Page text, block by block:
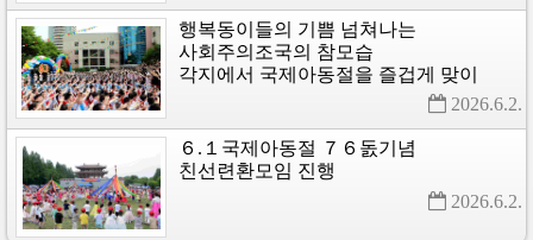
행복동이들의 기쁨 넘쳐나는
사회주의조국의 참모습
각지에서 국제아동절을 즐겁게 맞이
2026.6.2.
６.１국제아동절 ７６돐기념
친선련환모임 진행
2026.6.2.